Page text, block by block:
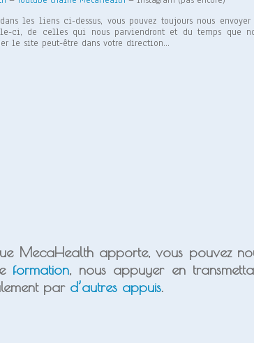
les liens ci-dessus, vous pouvez toujours nous envoyer
ci, de celles qui nous parviendront et du temps que
le site peut-être dans votre direction…
MecaHealth apporte, vous pouvez
formation, nous appuyer en
par d’autres appuis.